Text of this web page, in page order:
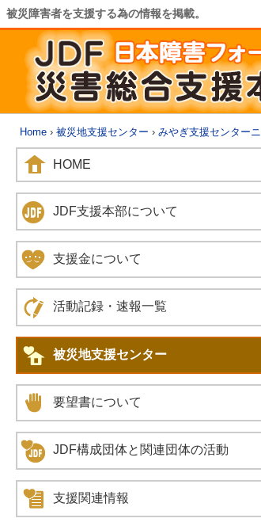
被災障害者を支援する為の情報を掲載。
Home › 被災地支援センター › みやぎ支援センター
HOME
JDF支援本部について
支援金について
活動記録・速報一覧
被災地支援センター
要望書について
JDF構成団体と関連団体の活動
支援関連情報